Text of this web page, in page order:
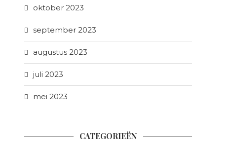
oktober 2023
september 2023
augustus 2023
juli 2023
mei 2023
CATEGORIEËN